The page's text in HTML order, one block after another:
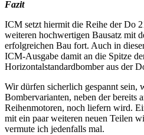
Fazit
ICM setzt hiermit die Reihe der Do
weiteren hochwertigen Bausatz mit
erfolgreichen Bau fort. Auch in
ICM-Ausgabe damit an die Spitze
Horizontalstandardbomber aus der
Wir dürfen sicherlich gespannt sein,
Bombervarianten, neben der bereits
Reihenmotoren, noch liefern wird.
mit ein paar weiteren neuen Teilen
vermute ich jedenfalls mal.